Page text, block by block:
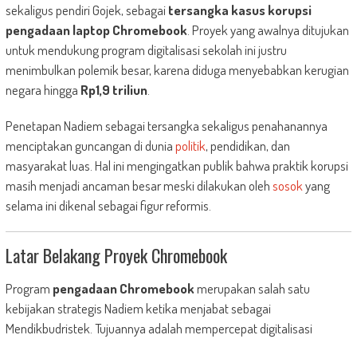
sekaligus pendiri Gojek, sebagaitersangka kasus korupsi
pengadaan laptop Chromebook. Proyek yang awalnya ditujukan
untuk mendukung program digitalisasi sekolah ini justru
menimbulkan polemik besar, karena diduga menyebabkan kerugian
negara hingga Rp1,9 triliun.
Penetapan Nadiem sebagai tersangka sekaligus penahanannya
menciptakan guncangan di duniapolitik, pendidikan, dan
masyarakat luas. Hal ini mengingatkan publik bahwa praktik korupsi
masih menjadi ancaman besar meski dilakukan olehsosokyang
selama ini dikenal sebagai figur reformis.
Latar Belakang Proyek Chromebook
Program pengadaan Chromebookmerupakan salah satu
kebijakan strategis Nadiem ketika menjabat sebagai
Mendikbudristek. Tujuannya adalah mempercepat digitalisasi